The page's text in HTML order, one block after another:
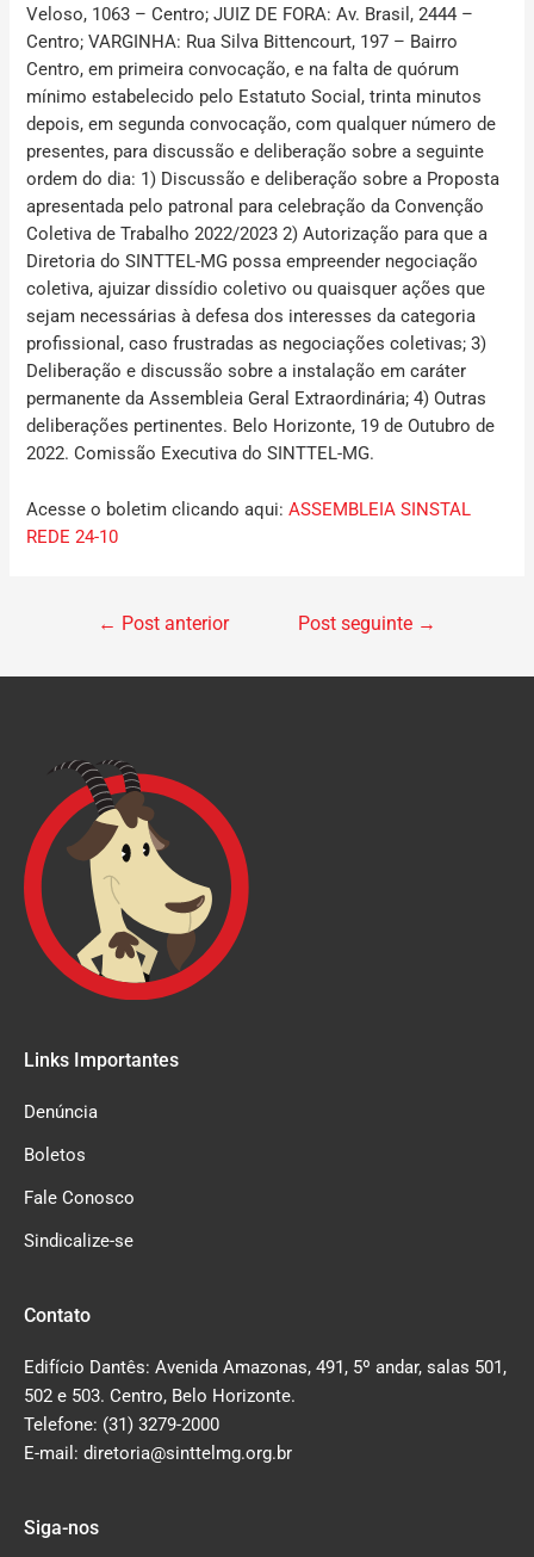
Veloso, 1063 – Centro; JUIZ DE FORA: Av. Brasil, 2444 –
Centro; VARGINHA: Rua Silva Bittencourt, 197 – Bairro
Centro, em primeira convocação, e na falta de quórum
mínimo estabelecido pelo Estatuto Social, trinta minutos
depois, em segunda convocação, com qualquer número de
presentes, para discussão e deliberação sobre a seguinte
ordem do dia: 1) Discussão e deliberação sobre a Proposta
apresentada pelo patronal para celebração da Convenção
Coletiva de Trabalho 2022/2023 2) Autorização para que a
Diretoria do SINTTEL-MG possa empreender negociação
coletiva, ajuizar dissídio coletivo ou quaisquer ações que
sejam necessárias à defesa dos interesses da categoria
profissional, caso frustradas as negociações coletivas; 3)
Deliberação e discussão sobre a instalação em caráter
permanente da Assembleia Geral Extraordinária; 4) Outras
deliberações pertinentes. Belo Horizonte, 19 de Outubro de
2022. Comissão Executiva do SINTTEL-MG.
Acesse o boletim clicando aqui:ASSEMBLEIA SINSTAL
REDE 24-10
← Post anterior Post seguinte →
Links Importantes
Denúncia
Boletos
Fale Conosco
Sindicalize-se
Contato
Edifício Dantês: Avenida Amazonas, 491, 5º andar, salas 501,
502 e 503. Centro, Belo Horizonte.
Telefone: (31) 3279-2000
E-mail: diretoria@sinttelmg.org.br
Siga-nos